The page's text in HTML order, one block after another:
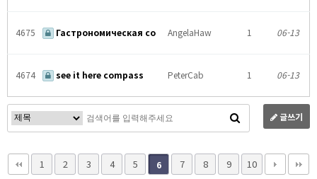
4675 Гастрономическая со AngelaHaw 1 06-13
4674 see it here compass PeterCab 1 06-13
글쓰기
1 2 3 4 5 6 7 8 9 10